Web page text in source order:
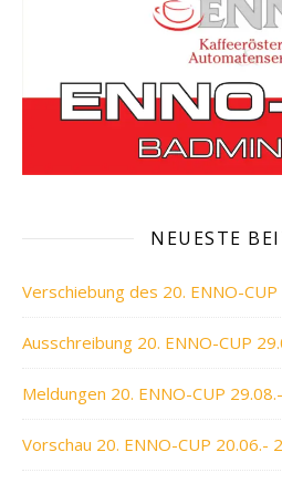
NEUESTE
Verschiebung des 20. ENNO-
Ausschreibung 20. ENNO-CUP
Meldungen 20. ENNO-CUP
Vorschau 20. ENNO-CUP 20.06.-